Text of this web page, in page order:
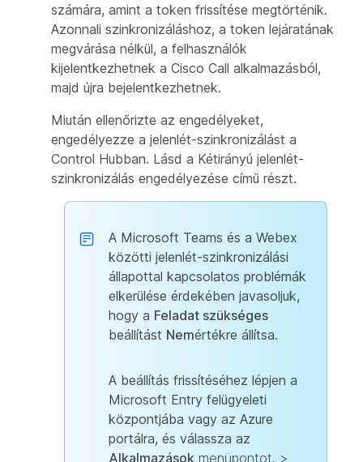
számára, amint a token frissítése megtörténik.
Azonnali szinkronizáláshoz, a token lejáratának
megvárása nélkül, a felhasználók
kijelentkezhetnek a Cisco Call alkalmazásból,
majd újra bejelentkezhetnek.
Miután ellenőrizte az engedélyeket,
engedélyezze a jelenlét-szinkronizálást a
Control Hubban. Lásd a Kétirányú jelenlét-
szinkronizálás engedélyezése című részt.
A Microsoft Teams és a Webex
közötti jelenlét-szinkronizálási
állapottal kapcsolatos problémák
elkerülése érdekében javasoljuk,
hogy a Feladat szükséges
beállítást Nemértékre állítsa.
A beállítás frissítéséhez lépjen a
Microsoft Entry felügyeleti
központjába vagy az Azure
portálra, és válassza az
Alkalmazások menüpontot. >